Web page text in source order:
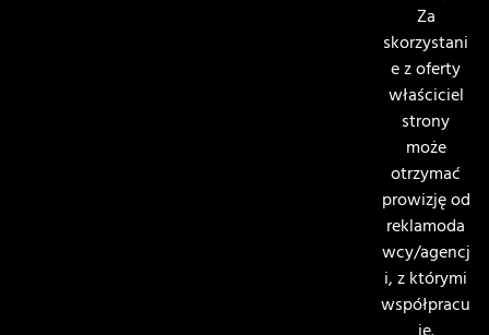
Za
skorzystani
e z oferty
właściciel
strony
może
otrzymać
prowizję od
reklamoda
wcy/agencj
i, z którymi
współpracu